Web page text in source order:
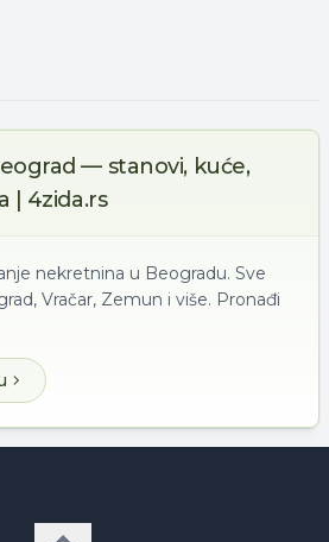
— stanovi, kuće,
| 4zida.rs
nekretnina u Beogradu. Sve
Vračar, Zemun i više. Pronađi